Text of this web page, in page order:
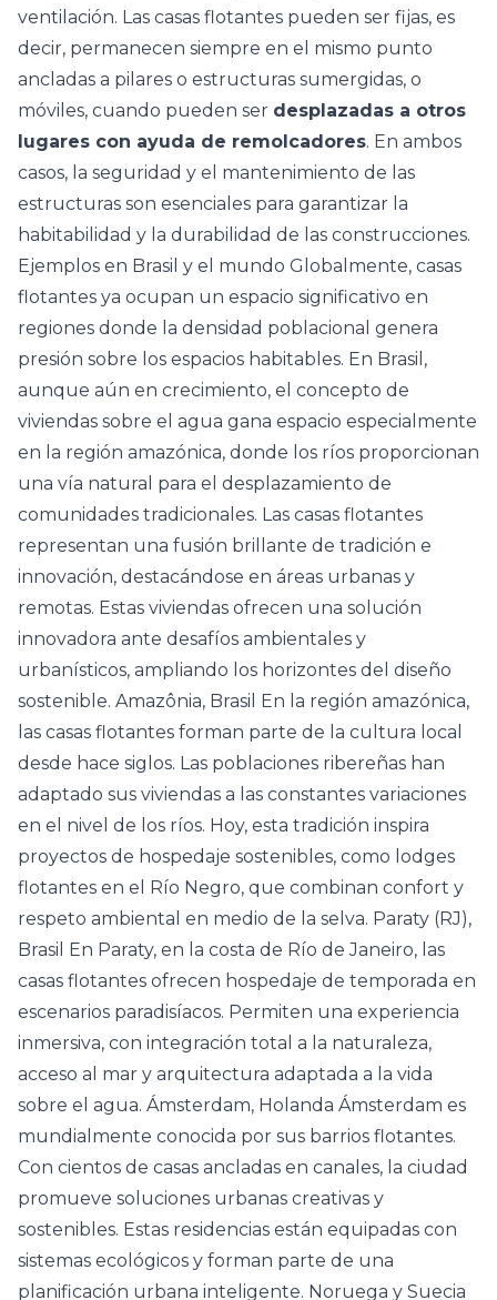
ventilación. Las casas flotantes pueden ser fijas, es
decir, permanecen siempre en el mismo punto
ancladas a pilares o estructuras sumergidas, o
móviles, cuando pueden ser desplazadas a otros
lugares con ayuda de remolcadores. En ambos
casos, la seguridad y el mantenimiento de las
estructuras son esenciales para garantizar la
habitabilidad y la durabilidad de las construcciones.
Ejemplos en Brasil y el mundo Globalmente, casas
flotantes ya ocupan un espacio significativo en
regiones donde la densidad poblacional genera
presión sobre los espacios habitables. En Brasil,
aunque aún en crecimiento, el concepto de
viviendas sobre el agua gana espacio especialmente
en la región amazónica, donde los ríos proporcionan
una vía natural para el desplazamiento de
comunidades tradicionales. Las casas flotantes
representan una fusión brillante de tradición e
innovación, destacándose en áreas urbanas y
remotas. Estas viviendas ofrecen una solución
innovadora ante desafíos ambientales y
urbanísticos, ampliando los horizontes del diseño
sostenible. Amazônia, Brasil En la región amazónica,
las casas flotantes forman parte de la cultura local
desde hace siglos. Las poblaciones ribereñas han
adaptado sus viviendas a las constantes variaciones
en el nivel de los ríos. Hoy, esta tradición inspira
proyectos de hospedaje sostenibles, como lodges
flotantes en el Río Negro, que combinan confort y
respeto ambiental en medio de la selva. Paraty (RJ),
Brasil En Paraty, en la costa de Río de Janeiro, las
casas flotantes ofrecen hospedaje de temporada en
escenarios paradisíacos. Permiten una experiencia
inmersiva, con integración total a la naturaleza,
acceso al mar y arquitectura adaptada a la vida
sobre el agua. Ámsterdam, Holanda Ámsterdam es
mundialmente conocida por sus barrios flotantes.
Con cientos de casas ancladas en canales, la ciudad
promueve soluciones urbanas creativas y
sostenibles. Estas residencias están equipadas con
sistemas ecológicos y forman parte de una
planificación urbana inteligente. Noruega y Suecia